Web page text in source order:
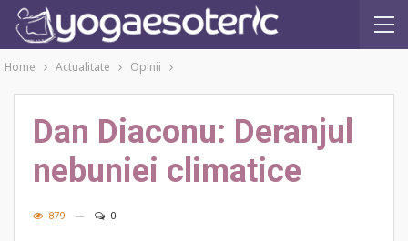
Home Actualitate Opinii
Dan Diaconu: Deranjul
nebuniei climatice
879 0